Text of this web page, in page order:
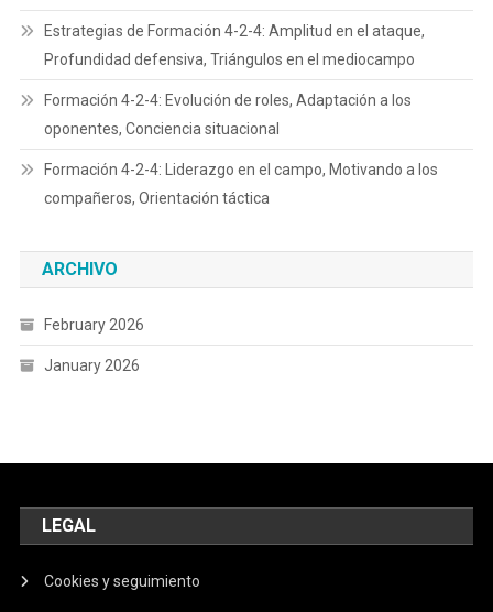
Estrategias de Formación 4-2-4: Amplitud en el ataque,
Profundidad defensiva, Triángulos en el mediocampo
Formación 4-2-4: Evolución de roles, Adaptación a los
oponentes, Conciencia situacional
Formación 4-2-4: Liderazgo en el campo, Motivando a los
compañeros, Orientación táctica
ARCHIVO
February 2026
January 2026
LEGAL
Cookies y seguimiento